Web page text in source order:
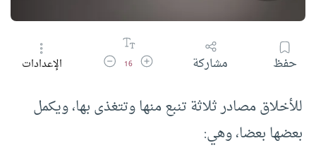
حفظ مشاركة زيادة حجم الخط
16 تقليل حجم الخطالإعدادات
للأخلاق مصادر ثلاثة تنبع منها وتتغذى بها، ويكمل
بعضها بعضا، وهي: